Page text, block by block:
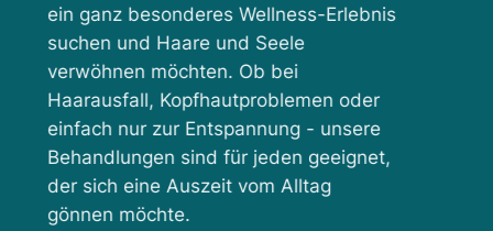
ein ganz besonderes Wellness-Erlebnis
suchen und Haare und Seele
verwöhnen möchten. Ob bei
Haarausfall, Kopfhautproblemen oder
einfach nur zur Entspannung - unsere
Behandlungen sind für jeden geeignet,
der sich eine Auszeit vom Alltag
gönnen möchte.